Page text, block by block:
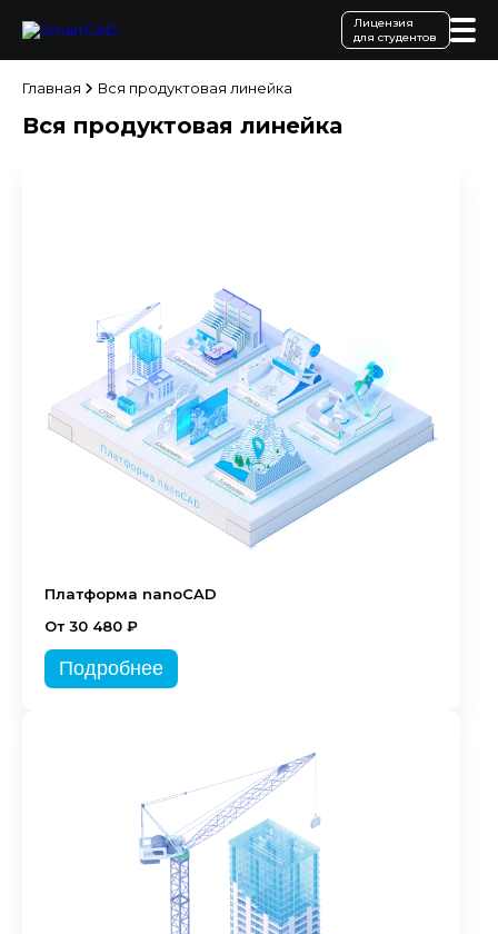
Лицензия
для студентов
Главная Вся продуктовая линейка
Вся продуктовая линейка
Платформа nanoCAD
От 30 480 ₽
Подробнее